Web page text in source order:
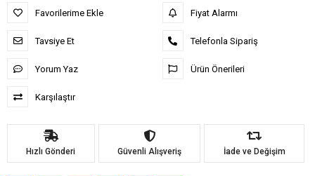
Favorilerime Ekle
Tavsiye Et
Yorum Yaz
Karşılaştır
Fiyat Alarmı
Telefonla Sipariş
Ürün Önerileri
Hızlı Gönderi Güvenli Alışveriş İade ve Değişim